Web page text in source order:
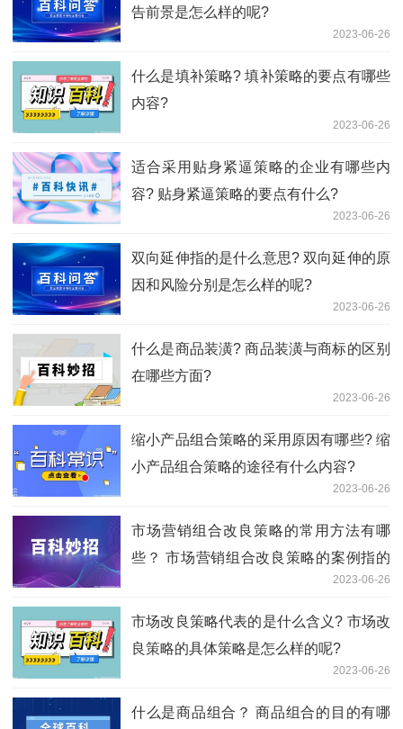
告前景是怎么样的呢?
2023-06-26
什么是填补策略? 填补策略的要点有哪些
内容?
2023-06-26
适合采用贴身紧逼策略的企业有哪些内
容? 贴身紧逼策略的要点有什么?
2023-06-26
双向延伸指的是什么意思? 双向延伸的原
因和风险分别是怎么样的呢?
2023-06-26
什么是商品装潢? 商品装潢与商标的区别
在哪些方面?
2023-06-26
缩小产品组合策略的采用原因有哪些? 缩
小产品组合策略的途径有什么内容?
2023-06-26
市场营销组合改良策略的常用方法有哪
些？ 市场营销组合改良策略的案例指的
2023-06-26
市场改良策略代表的是什么含义? 市场改
良策略的具体策略是怎么样的呢?
2023-06-26
什么是商品组合？ 商品组合的目的有哪